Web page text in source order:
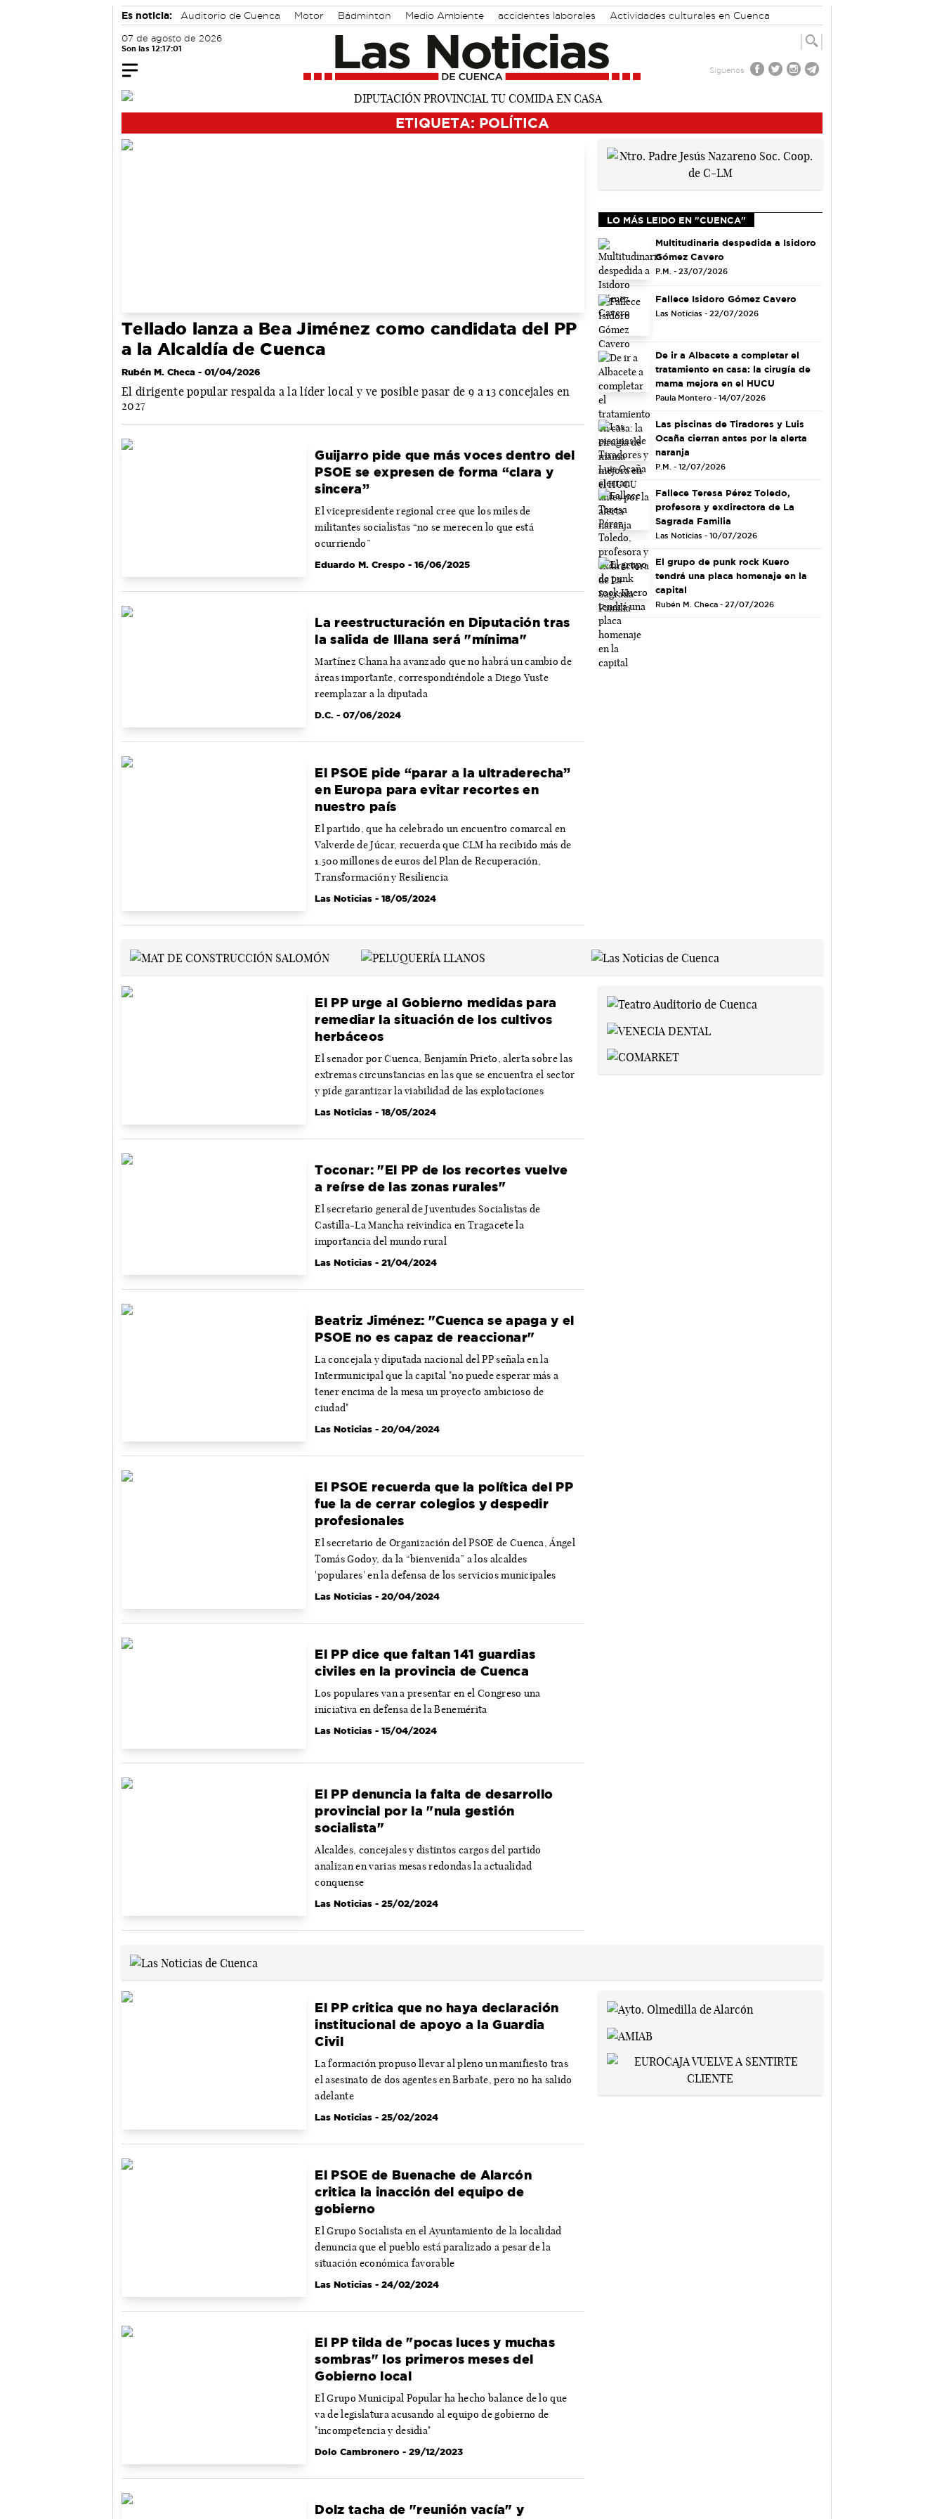
Es noticia: Auditorio de Cuenca Motor Bádminton Medio Ambiente accidentes laborales
Actividades culturales en Cuenca
07 de agosto de 2026
Son las 12:17:02
Síguenos
ETIQUETA: POLÍTICA
Tellado lanza a Bea Jiménez como candidata del PP
a la Alcaldía de Cuenca
Rubén M. Checa - 01/04/2026
El dirigente popular respalda a la líder local y ve posible pasar de 9 a 13 concejales en
2027
Guijarro pide que más voces dentro del
PSOE se expresen de forma “clara y
sincera”
El vicepresidente regional cree que los miles de
militantes socialistas “no se merecen lo que está
ocurriendo”
Eduardo M. Crespo - 16/06/2025
La reestructuración en Diputación tras
la salida de Illana será "mínima"
Martínez Chana ha avanzado que no habrá un cambio de
áreas importante, correspondiéndole a Diego Yuste
reemplazar a la diputada
D.C.- 07/06/2024
El PSOE pide “parar a la ultraderecha”
en Europa para evitar recortes en
nuestro país
El partido, que ha celebrado un encuentro comarcal en
Valverde de Júcar, recuerda que CLM ha recibido más de
1.500 millones de euros del Plan de Recuperación,
Transformación y Resiliencia
Las Noticias - 18/05/2024
LO MÁS LEIDO EN "CUENCA"
Multitudinaria despedida a Isidoro
Gómez Cavero
P.M. - 23/07/2026
Fallece Isidoro Gómez Cavero
Las Noticias - 22/07/2026
De ir a Albacete a completar el
tratamiento en casa: la cirugía de
mama mejora en el HUCU
Paula Montero - 14/07/2026
Las piscinas de Tiradores y Luis
Ocaña cierran antes por la alerta
naranja
P.M. - 12/07/2026
Fallece Teresa Pérez Toledo,
profesora y exdirectora de La
Sagrada Familia
Las Noticias - 10/07/2026
El grupo de punk rock Kuero
tendrá una placa homenaje en la
capital
Rubén M. Checa - 27/07/2026
El PP urge al Gobierno medidas para
remediar la situación de los cultivos
herbáceos
El senador por Cuenca, Benjamín Prieto, alerta sobre las
extremas circunstancias en las que se encuentra el sector
y pide garantizar la viabilidad de las explotaciones
Las Noticias - 18/05/2024
Toconar: "El PP de los recortes vuelve
a reírse de las zonas rurales"
El secretario general de Juventudes Socialistas de
Castilla-La Mancha reivindica en Tragacete la
importancia del mundo rural
Las Noticias - 21/04/2024
Beatriz Jiménez: "Cuenca se apaga y el
PSOE no es capaz de reaccionar"
La concejala y diputada nacional del PP señala en la
Intermunicipal que la capital "no puede esperar más a
tener encima de la mesa un proyecto ambicioso de
ciudad"
Las Noticias - 20/04/2024
El PSOE recuerda que la política del PP
fue la de cerrar colegios y despedir
profesionales
El secretario de Organización del PSOE de Cuenca, Ángel
Tomás Godoy, da la “bienvenida” a los alcaldes
'populares' en la defensa de los servicios municipales
Las Noticias - 20/04/2024
El PP dice que faltan 141 guardias
civiles en la provincia de Cuenca
Los populares van a presentar en el Congreso una
iniciativa en defensa de la Benemérita
Las Noticias - 15/04/2024
El PP denuncia la falta de desarrollo
provincial por la "nula gestión
socialista"
Alcaldes, concejales y distintos cargos del partido
analizan en varias mesas redondas la actualidad
conquense
Las Noticias - 25/02/2024
El PP critica que no haya declaración
institucional de apoyo a la Guardia
Civil
La formación propuso llevar al pleno un manifiesto tras
el asesinato de dos agentes en Barbate, pero no ha salido
adelante
Las Noticias - 25/02/2024
El PSOE de Buenache de Alarcón
critica la inacción del equipo de
gobierno
El Grupo Socialista en el Ayuntamiento de la localidad
denuncia que el pueblo está paralizado a pesar de la
situación económica favorable
Las Noticias - 24/02/2024
El PP tilda de "pocas luces y muchas
sombras" los primeros meses del
Gobierno local
El Grupo Municipal Popular ha hecho balance de lo que
va de legislatura acusando al equipo de gobierno de
"incompetencia y desidia"
Dolo Cambronero - 29/12/2023
Dolz tacha de "reunión vacía" y